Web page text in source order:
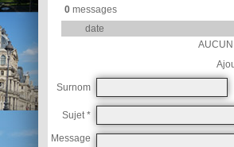
0messages
date
Surnom
Sujet *
Message